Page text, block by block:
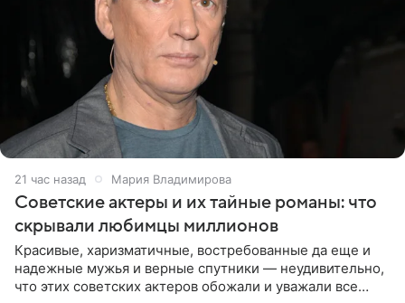
21 час назад Мария Владимирова
Советские актеры и их тайные романы: что
скрывали любимцы миллионов
Красивые, харизматичные, востребованные да еще и
надежные мужья и верные спутники — неудивительно,
что этих советских актеров обожали и уважали все